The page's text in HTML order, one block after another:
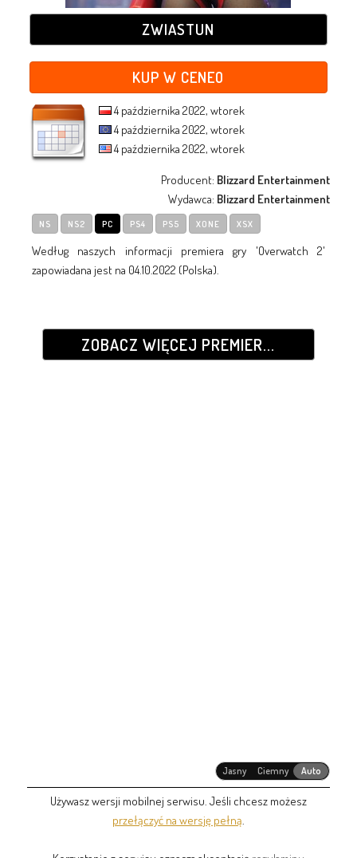
ZWIASTUN
KUP W CENEO
4 października 2022, wtorek
4 października 2022, wtorek
4 października 2022, wtorek
Producent: Blizzard Entertainment
Wydawca: Blizzard Entertainment
NS NS2 PC PS4 PS5 XONE XSX
Według naszych informacji premiera gry 'Overwatch 2'
zapowiadana jest na 04.10.2022 (Polska).
ZOBACZ WIĘCEJ PREMIER...
Jasny Ciemny Auto
Używasz wersji mobilnej serwisu. Jeśli chcesz możesz
przełączyć na wersję pełną